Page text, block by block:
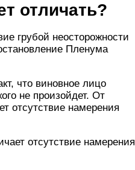
отличать?
грубой неосторожности
Пленума
что виновное лицо
не произойдет. От
отсутствие намерения
отсутствие намерения